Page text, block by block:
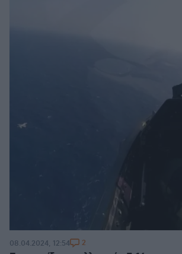
08.04.2024, 12:54 2